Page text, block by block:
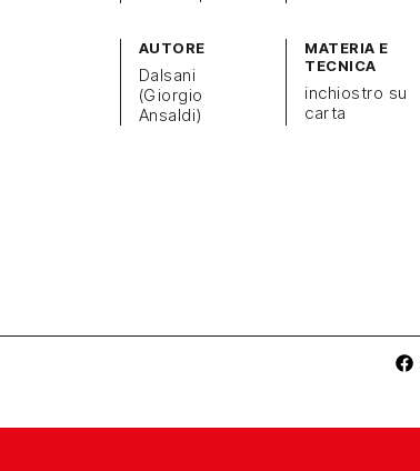
AUTORE
Dalsani
(Giorgio
Ansaldi)
MATERIA E
TECNICA
inchiostro su
carta